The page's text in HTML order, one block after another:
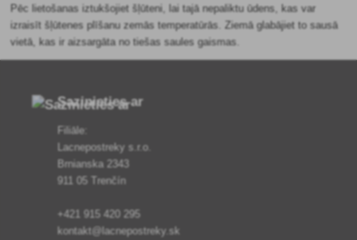
Pēc lietošanas iztukšojiet šļūteni, lai tajā nepaliktu ūdens, kas var
izraisīt šļūtenes plīšanu zemās temperatūrās. Ziemā glabājiet to sausā
vietā, kas ir aizsargāta no tiešas saules gaismas.
Sazinieties ar
Filiāle:
Lacnepostreky s.r.o.
Brnianska 2343
911 05 Trenčín
+421 915 420 295
kontakt@lacnepostreky.sk